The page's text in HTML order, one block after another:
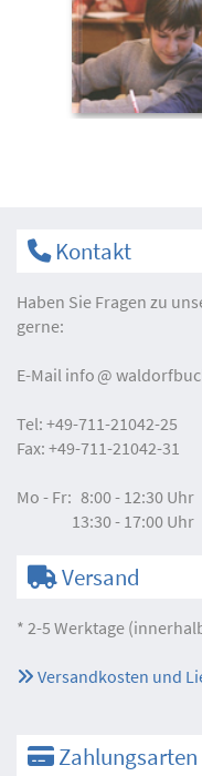
Kontakt
Haben Sie Fragen zu
gerne:
E-Mail info
Tel: +49-711-21042-25
Fax: +49-711-21042-31
Mo - Fr: 8:00 - 12:30 Uhr
13:30 - 17:00 Uhr
Versand
* 2-5 Werktage
Versandkosten und
Zahlungsarten